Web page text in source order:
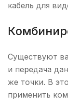
кабель для
Существуют
и передача
же точки. В
применить